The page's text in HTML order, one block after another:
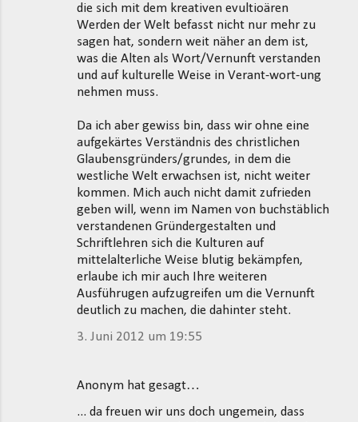
die sich mit dem kreativen evultioären
Werden der Welt befasst nicht nur mehr zu
sagen hat, sondern weit näher an dem ist,
was die Alten als Wort/Vernunft verstanden
und auf kulturelle Weise in Verant-wort-ung
nehmen muss.
Da ich aber gewiss bin, dass wir ohne eine
aufgekärtes Verständnis des christlichen
Glaubensgründers/grundes, in dem die
westliche Welt erwachsen ist, nicht weiter
kommen. Mich auch nicht damit zufrieden
geben will, wenn im Namen von buchstäblich
verstandenen Gründergestalten und
Schriftlehren sich die Kulturen auf
mittelalterliche Weise blutig bekämpfen,
erlaube ich mir auch Ihre weiteren
Ausführugen aufzugreifen um die Vernunft
deutlich zu machen, die dahinter steht.
3. Juni 2012 um 19:55
Anonym hat gesagt…
... da freuen wir uns doch ungemein, dass